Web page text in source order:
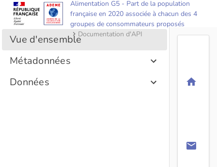
Alimentation G5 - Part de la population
française en 2020 associée à chacun des 4
groupes de consommateurs proposés
Documentation d'API